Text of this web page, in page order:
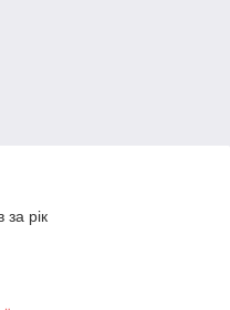
за рік